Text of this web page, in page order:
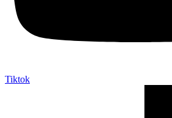
Tiktok